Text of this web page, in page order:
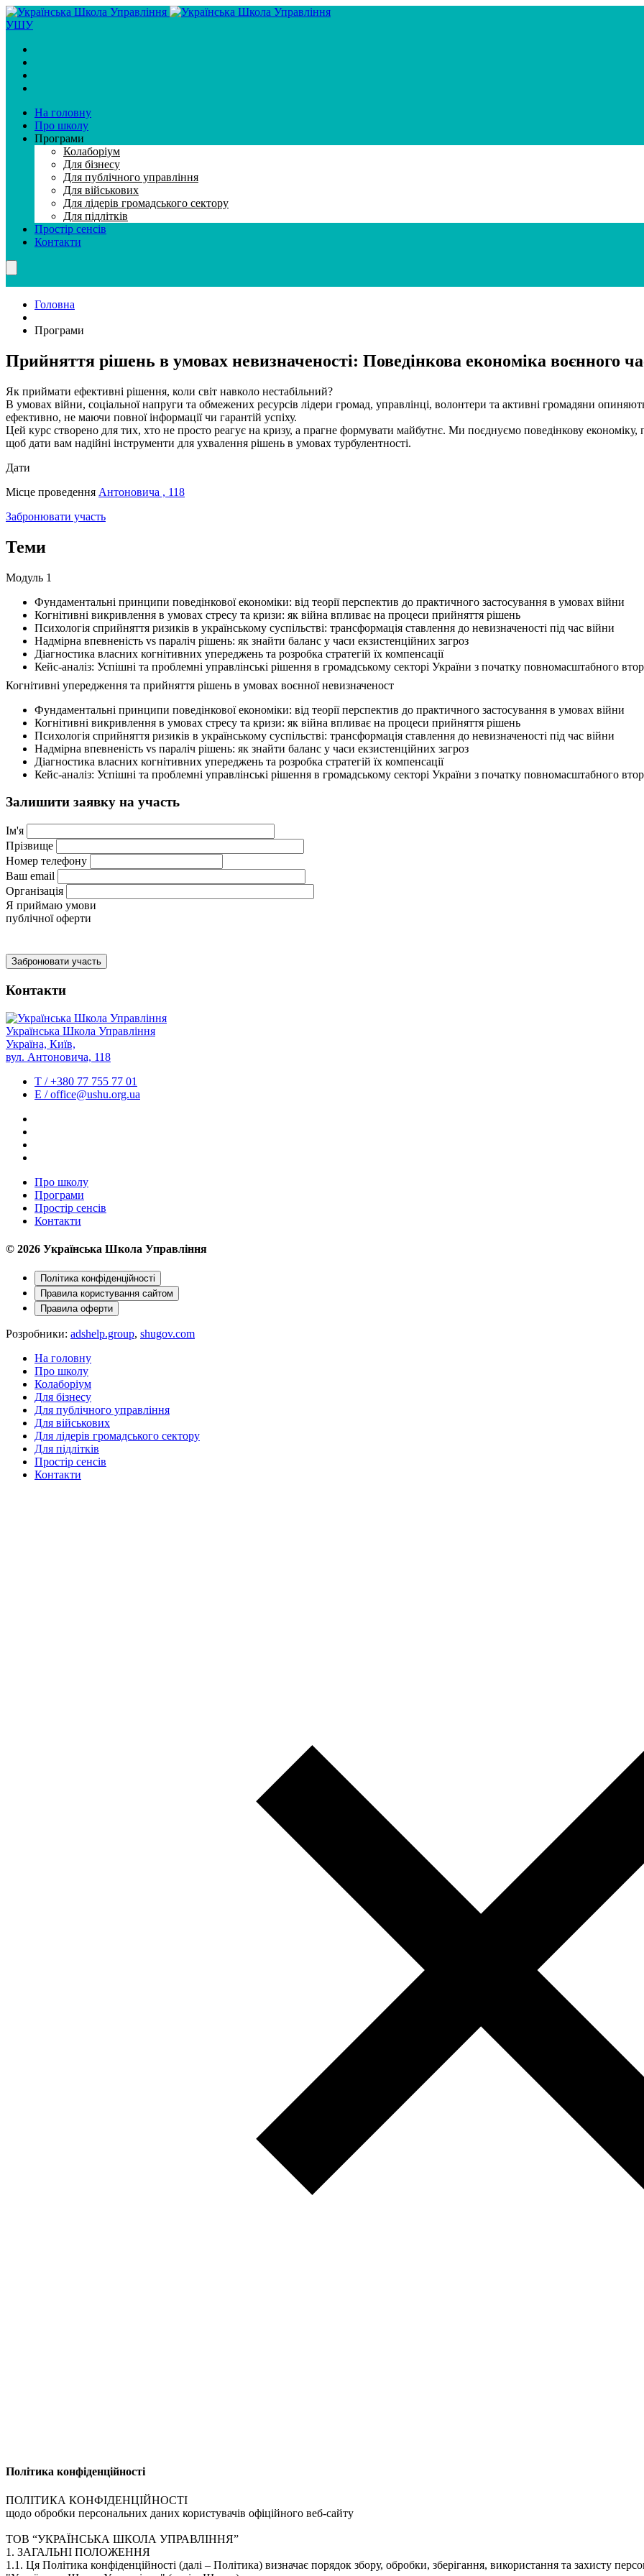
УШУ
На головну
Про школу
Програми
Колаборiум
Для бiзнесу
Для публiчного управлiння
Для вiйськових
Для лiдерiв громадського сектору
Для підлітків
Простір сенсів
Контакти
Головна
Програми
Прийняття рішень в умовах невизначеності: Поведінкова економіка воєнного
Як приймати ефективні рішення, коли світ навколо нестабільний?
В умовах війни, соціальної напруги та обмежених ресурсів лідери громад, управлінці, волонтери та активні громадяни
ефективно, не маючи повної інформації чи гарантій успіху.
Цей курс створено для тих, хто не просто реагує на кризу, а прагне формувати майбутнє. Ми поєднуємо поведінкову економіку,
щоб дати вам надійні інструменти для ухвалення рішень в умовах турбулентності.
Дати
Місце проведення Антоновича , 118
Забронювати участь
Теми
Модуль 1
Фундаментальні принципи поведінкової економіки: від теорії перспектив до практичного застосування в умовах війни
Когнітивні викривлення в умовах стресу та кризи: як війна впливає на процеси прийняття рішень
Психологія сприйняття ризиків в українському суспільстві: трансформація ставлення до невизначеності під час війни
Надмірна впевненість vs параліч рішень: як знайти баланс у часи екзистенційних загроз
Діагностика власних когнітивних упереджень та розробка стратегій їх компенсації
Кейс-аналіз: Успішні та проблемні управлінські рішення в громадському секторі України з початку повномасштабного
Когнітивні упередження та прийняття рішень в умовах воєнної невизначеност
Фундаментальні принципи поведінкової економіки: від теорії перспектив до практичного застосування в умовах війни
Когнітивні викривлення в умовах стресу та кризи: як війна впливає на процеси прийняття рішень
Психологія сприйняття ризиків в українському суспільстві: трансформація ставлення до невизначеності під час війни
Надмірна впевненість vs параліч рішень: як знайти баланс у часи екзистенційних загроз
Діагностика власних когнітивних упереджень та розробка стратегій їх компенсації
Кейс-аналіз: Успішні та проблемні управлінські рішення в громадському секторі України з початку повномасштабного
Залишити заявку на участь
Iм'я
Прiзвище
Номер телефону
Ваш email
Організація
Я приймаю умови
публічної оферти
Контакти
Українська Школа Управління
Україна, Київ,
вул. Антоновича, 118
T / +380 77 755 77 01
E / office@ushu.org.ua
Про школу
Програми
Простір сенсів
Контакти
© 2026 Українська Школа Управління
Політика конфіденційностi
Правила користування сайтом
Правила оферти
Розробники: adshelp.group, shugov.com
На головну
Про школу
Колаборiум
Для бiзнесу
Для публiчного управлiння
Для вiйськових
Для лiдерiв громадського сектору
Для підлітків
Простір сенсів
Контакти
Політика конфіденційностi
ПОЛІТИКА КОНФІДЕНЦІЙНОСТІ
щодо обробки персональних даних користувачів офіційного веб-сайту
ТОВ “УКРАЇНСЬКА ШКОЛА УПРАВЛІННЯ”
1. ЗАГАЛЬНІ ПОЛОЖЕННЯ
1.1. Ця Політика конфіденційності (далі – Політика) визначає порядок збору, обробки, зберігання, використання та захисту